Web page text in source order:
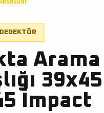
Arama
İmpact